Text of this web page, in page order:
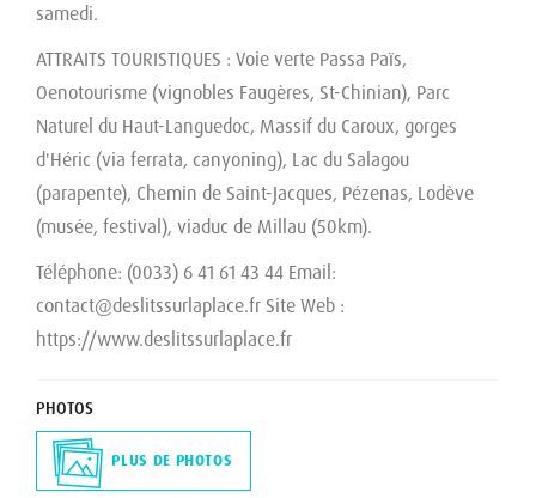
samedi.
ATTRAITS TOURISTIQUES : Voie verte Passa Païs,
Oenotourisme (vignobles Faugères, St-Chinian), Parc
Naturel du Haut-Languedoc, Massif du Caroux, gorges
d'Héric (via ferrata, canyoning), Lac du Salagou
(parapente), Chemin de Saint-Jacques, Pézenas, Lodève
(musée, festival), viaduc de Millau (50km).
Téléphone: (0033) 6 41 61 43 44 Email:
contact@deslitssurlaplace.fr Site Web :
https://www.deslitssurlaplace.fr
PHOTOS
PLUS DE PHOTOS